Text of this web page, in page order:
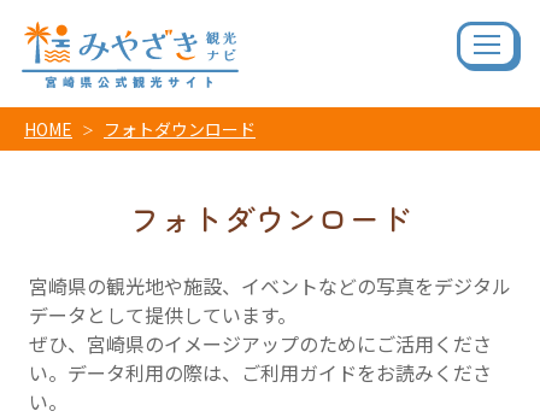
HOME フォトダウンロード
フォトダウンロード
宮崎県の観光地や施設、イベントなどの写真をデジタル
データとして提供しています。
ぜひ、宮崎県のイメージアップのためにご活用くださ
い。データ利用の際は、ご利用ガイドをお読みくださ
い。